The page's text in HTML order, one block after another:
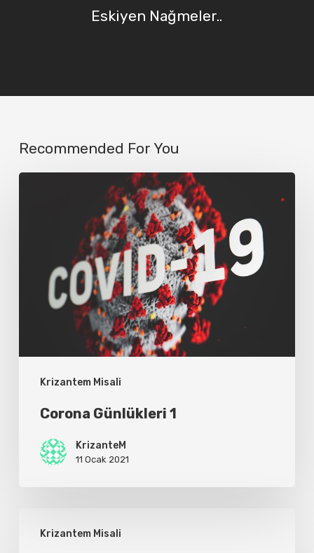
Eskiyen Nağmeler..
Recommended For You
Krizantem Misali
Corona Günlükleri 1
KrizanteM
11 Ocak 2021
Krizantem Misali
Aralık